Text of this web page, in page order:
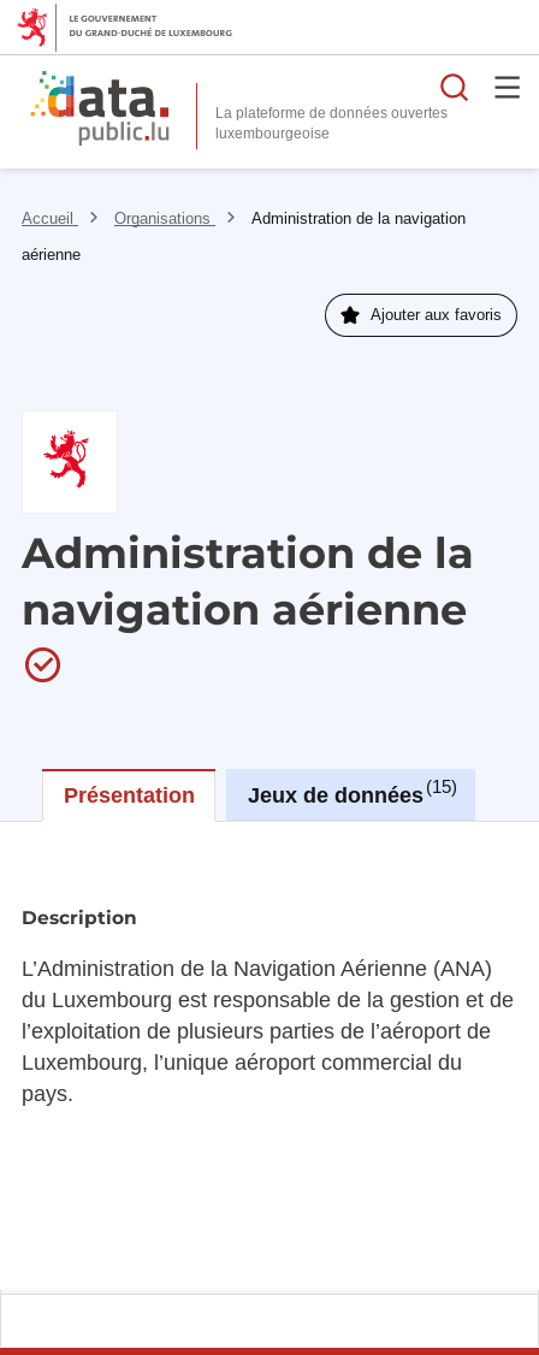
La plateforme de données ouvertes
Accueil Organisations
Administration de la navigation
aérienne
Ajouter aux favoris
Administration de la
navigation aérienne
Présentation Jeux de données 15
Description
L’Administration de la Navigation Aérienne (ANA)
du Luxembourg est responsable de la gestion et de
l’exploitation de plusieurs parties de l’aéroport de
Luxembourg, l’unique aéroport commercial du
pays.